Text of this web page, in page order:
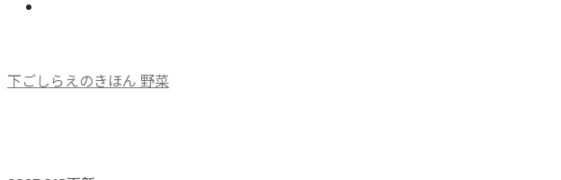
下ごしらえのきほん 野菜